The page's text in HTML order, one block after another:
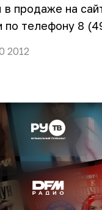
в продаже на
по телефону 8
2012